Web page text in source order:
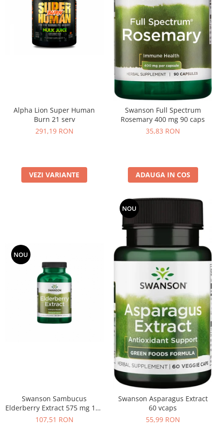
Alpha Lion Super Human
Burn 21 serv
291,19 RON
VEZI VARIANTE
Swanson Full Spectrum
Rosemary 400 mg 90 caps
35,83 RON
ADAUGA IN COS
NOU
Swanson Sambucus
Elderberry Extract 575 mg 120
vcaps
107,51 RON
NOU
Swanson Asparagus Extract
60 vcaps
55,99 RON